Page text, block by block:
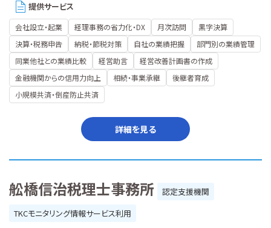
提供サービス
会社設立・起業 経理事務の省力化・DX 月次訪問
黒字決算
決算・税務申告
納税・節税対策 自社の業績把握
部門別の業績管理
同業他社との業績比較
経営助言
経営改善計画書の作成
金融機関からの信用力向上
相続・事業承継
後継者育成
小規模共済・倒産防止共済
詳細を見る
舩橋信治税理士事務所
認定支援機関
TKCモニタリング情報サービス利用